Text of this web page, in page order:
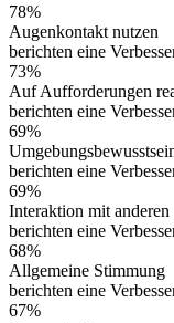
78%
Augenkontakt nutzen
berichten eine
73%
Auf Aufforderungen
berichten eine
69%
berichten eine
69%
Interaktion mit anderen
berichten eine
68%
Allgemeine Stimmung
berichten eine
67%